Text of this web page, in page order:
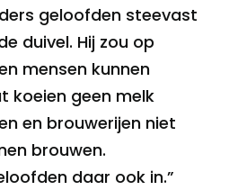
geloofden steevast
duivel. Hij zou op
mensen kunnen
koeien geen melk
en brouwerijen niet
brouwen.
daar ook in.”